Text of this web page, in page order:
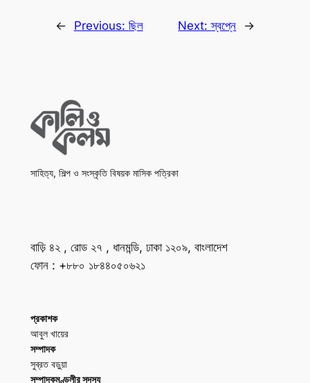
← Previous: ছিল Next:স্বপ্নে →
সাহিত্য, শিল্প ও সংস্কৃতি বিষয়ক মাসিক পত্রিকা
বাড়ি ৪২ , রোড ২৭ , ধানমন্ডি, ঢাকা ১২০৯, বাংলাদেশ
ফোন : +৮৮০ ১৮৪৪০৫০৬২১
প্রকাশক
আবুল খায়ের
সম্পাদক
সুব্রত বড়ুয়া
সম্পাদকমণ্ডলীর সদস্য